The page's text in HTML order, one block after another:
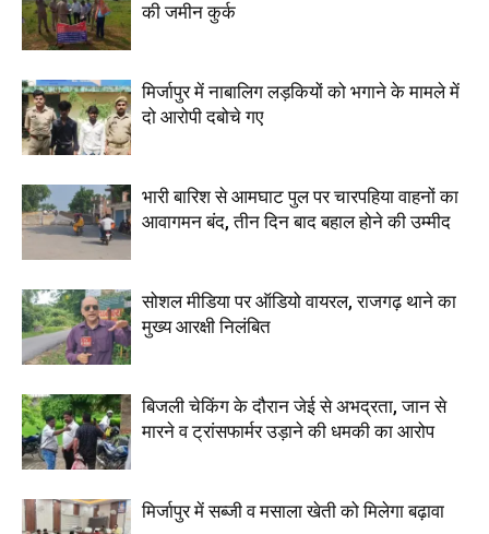
की जमीन कुर्क
मिर्जापुर में नाबालिग लड़कियों को भगाने के मामले में
दो आरोपी दबोचे गए
भारी बारिश से आमघाट पुल पर चारपहिया वाहनों का
आवागमन बंद, तीन दिन बाद बहाल होने की उम्मीद
सोशल मीडिया पर ऑडियो वायरल, राजगढ़ थाने का
मुख्य आरक्षी निलंबित
बिजली चेकिंग के दौरान जेई से अभद्रता, जान से
मारने व ट्रांसफार्मर उड़ाने की धमकी का आरोप
मिर्जापुर में सब्जी व मसाला खेती को मिलेगा बढ़ावा